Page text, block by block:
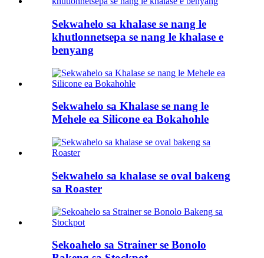
Sekwahelo sa khalase se nang le
khutlonnetsepa se nang le khalase e
benyang
Sekwahelo sa Khalase se nang le
Mehele ea Silicone ea Bokahohle
Sekwahelo sa khalase se oval bakeng
sa Roaster
Sekoahelo sa Strainer se Bonolo